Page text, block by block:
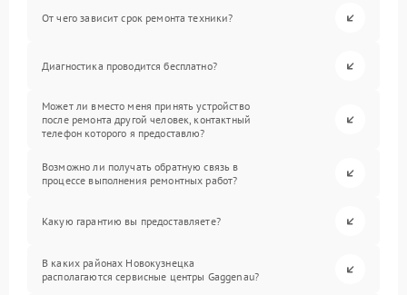
От чего зависит срок ремонта техники?
Диагностика проводится бесплатно?
Может ли вместо меня принять устройство
после ремонта другой человек, контактный
телефон которого я предоставлю?
Возможно ли получать обратную связь в
процессе выполнения ремонтных работ?
Какую гарантию вы предоставляете?
В каких районах Новокузнецка
располагаются сервисные центры Gaggenau?